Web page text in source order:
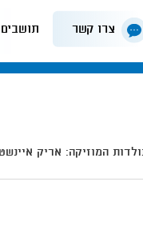
צרו קשר תושבים
המוזיקה: אריק